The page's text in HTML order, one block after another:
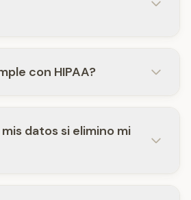
con HIPAA?
datos si elimino mi